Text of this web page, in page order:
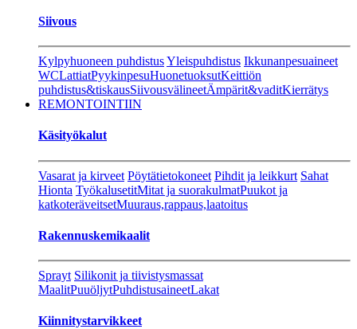
Siivous
Kylpyhuoneen puhdistusYleispuhdistus Ikkunanpesuaineet
WCLattiatPyykinpesuHuonetuoksutKeittiön
puhdistus&tiskausSiivousvälineetÄmpärit&vaditKierrätys
REMONTOINTIIN
Käsityökalut
Vasarat ja kirveet Pöytätietokoneet Pihdit ja leikkurt Sahat
Hionta TyökalusetitMitat ja suorakulmatPuukot ja
katkoteräveitsetMuuraus,rappaus,laatoitus
Rakennuskemikaalit
Sprayt Silikonit ja tiivistysmassat
MaalitPuuöljytPuhdistusaineetLakat
Kiinnitystarvikkeet